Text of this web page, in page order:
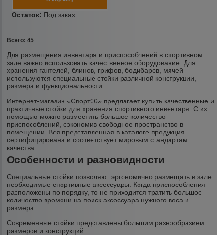
Всего: 45
Для размещения инвентаря и приспособлений в спортивном
зале важно использовать качественное оборудование. Для
хранения гантелей, блинов, грифов, бодибаров, мячей
используются специальные стойки различной конструкции,
размера и функциональности.
Интернет-магазин «Спорт96» предлагает купить качественные и
практичные стойки для хранения спортивного инвентаря. С их
помощью можно разместить большое количество
приспособлений, сэкономив свободное пространство в
помещении. Вся представленная в каталоге продукция
сертифицирована и соответствует мировым стандартам
качества.
Особенности и разновидности
Специальные стойки позволяют эргономично размещать в зале
необходимые спортивные аксессуары. Когда приспособления
расположены по порядку, то не приходится тратить большое
количество времени на поиск аксессуара нужного веса и
размера.
Современные стойки представлены большим разнообразием
размеров и конструкций: